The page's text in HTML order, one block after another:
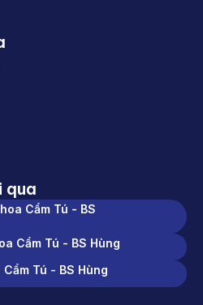
qua
Cẩm Tú - BS
Cẩm Tú - BS Hùng
Tú - BS Hùng